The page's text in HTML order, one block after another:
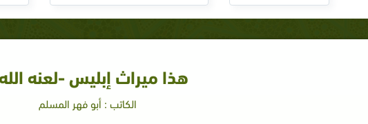
هذا ميراث إبليس -لعنه
الكاتب : أبو فهر المسلم